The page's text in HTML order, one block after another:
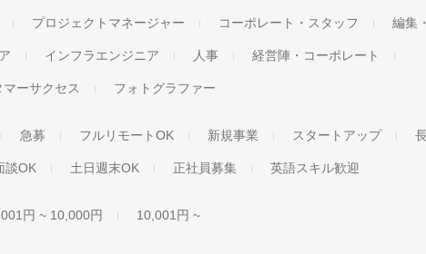
プロジェクトマネージャー コーポレート・スタッフ 編集
インフラエンジニア 人事 経営陣・コーポレート
マーサクセス フォトグラファー
急募 フルリモートOK 新規事業 スタートアップ
談OK 土日週末OK 正社員募集 英語スキル歓迎
円 ~ 10,000円 10,001円 ~